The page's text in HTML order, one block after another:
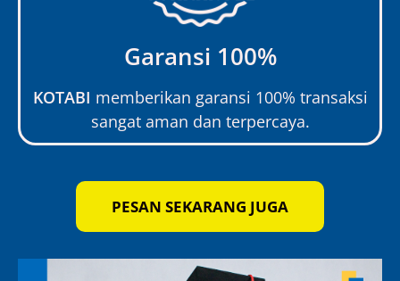
Garansi 100%
KOTABI memberikan garansi 100% transaksi
sangat aman dan terpercaya.
PESAN SEKARANG JUGA